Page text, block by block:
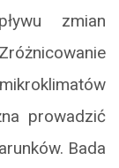
zmian
prowadzić
Bada